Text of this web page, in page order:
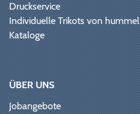
Druckservice
Individuelle Trikots von hummel
Kataloge
ÜBER UNS
Jobangebote